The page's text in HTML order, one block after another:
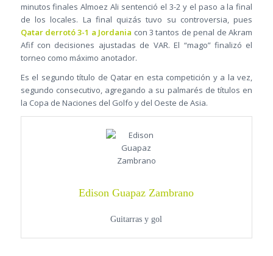
minutos finales Almoez Ali sentenció el 3-2 y el paso a la final
de los locales. La final quizás tuvo su controversia, pues
Qatar derrotó 3-1 a Jordania con 3 tantos de penal de Akram
Afif con decisiones ajustadas de VAR. El “mago” finalizó el
torneo como máximo anotador.
Es el segundo título de Qatar en esta competición y a la vez,
segundo consecutivo, agregando a su palmarés de títulos en
la Copa de Naciones del Golfo y del Oeste de Asia.
Edison Guapaz Zambrano
Guitarras y gol